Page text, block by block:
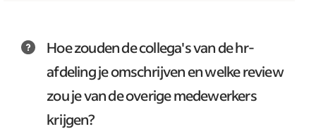
Hoe zouden de collega's van de hr-
afdeling je omschrijven en welke review
zou je van de overige medewerkers
krijgen?